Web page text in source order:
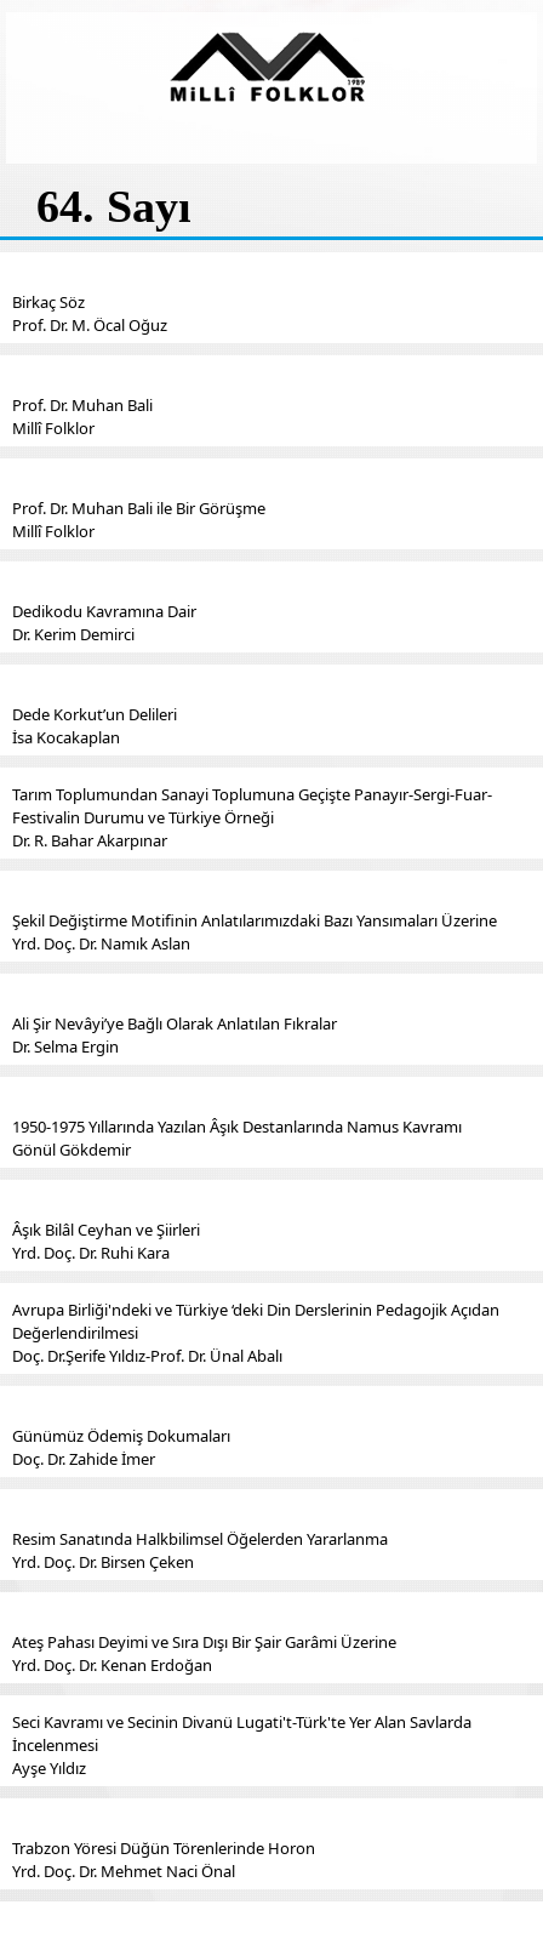
64. Sayı
Birkaç Söz
Prof. Dr. M. Öcal Oğuz
Prof. Dr. Muhan Bali
Millî Folklor
Prof. Dr. Muhan Bali ile Bir Görüşme
Millî Folklor
Dedikodu Kavramına Dair
Dr. Kerim Demirci
Dede Korkut’un Delileri
İsa Kocakaplan
Tarım Toplumundan Sanayi Toplumuna Geçişte Panayır-Sergi-Fuar-
Festivalin Durumu ve Türkiye Örneği
Dr. R. Bahar Akarpınar
Şekil Değiştirme Motifinin Anlatılarımızdaki Bazı Yansımaları Üzerine
Yrd. Doç. Dr. Namık Aslan
Ali Şir Nevâyi’ye Bağlı Olarak Anlatılan Fıkralar
Dr. Selma Ergin
1950-1975 Yıllarında Yazılan Âşık Destanlarında Namus Kavramı
Gönül Gökdemir
Âşık Bilâl Ceyhan ve Şiirleri
Yrd. Doç. Dr. Ruhi Kara
Avrupa Birliği'ndeki ve Türkiye ‘deki Din Derslerinin Pedagojik Açıdan
Değerlendirilmesi
Doç. Dr.Şerife Yıldız-Prof. Dr. Ünal Abalı
Günümüz Ödemiş Dokumaları
Doç. Dr. Zahide İmer
Resim Sanatında Halkbilimsel Öğelerden Yararlanma
Yrd. Doç. Dr. Birsen Çeken
Ateş Pahası Deyimi ve Sıra Dışı Bir Şair Garâmi Üzerine
Yrd. Doç. Dr. Kenan Erdoğan
Seci Kavramı ve Secinin Divanü Lugati't-Türk'te Yer Alan Savlarda
İncelenmesi
Ayşe Yıldız
Trabzon Yöresi Düğün Törenlerinde Horon
Yrd. Doç. Dr. Mehmet Naci Önal